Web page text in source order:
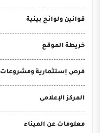
قوانين ولوائح بيئية
خريطة الموقع
فرص إستثمارية ومشروعات
المركز الإعلامى
معلومات عن الميناء